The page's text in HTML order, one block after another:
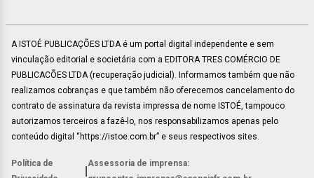
A ISTOÉ PUBLICAÇÕES LTDA é um portal digital independente e sem
vinculação editorial e societária com a EDITORA TRES COMÉRCIO DE
PUBLICACÕES LTDA (recuperação judicial). Informamos também que não
realizamos cobranças e que também não oferecemos cancelamento do
contrato de assinatura da revista impressa de nome ISTOÉ, tampouco
autorizamos terceiros a fazê-lo, nos responsabilizamos apenas pelo
conteúdo digital “https://istoe.com.br” e seus respectivos sites.
Política de
Assessoria de imprensa: